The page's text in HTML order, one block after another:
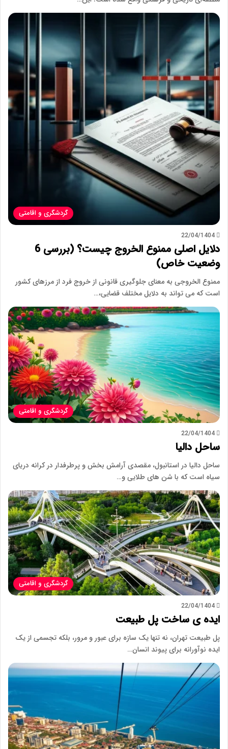
گردشگری و اقامتی
22/04/1404
دلایل اصلی ممنوع الخروج چیست؟ (بررسی 6
وضعیت خاص)
ممنوع الخروجی به معنای جلوگیری قانونی از خروج فرد از مرزهای کشور
است که می تواند به دلایل مختلف قضایی،…
گردشگری و اقامتی
22/04/1404
ساحل دالیا
ساحل دالیا در استانبول، مقصدی آرامش بخش و پرطرفدار در کرانه دریای
سیاه است که با شن های طلایی و…
گردشگری و اقامتی
22/04/1404
ایده ی ساخت پل طبیعت
پل طبیعت تهران، نه تنها یک سازه برای عبور و مرور، بلکه تجسمی از یک
ایده نوآورانه برای پیوند انسان…